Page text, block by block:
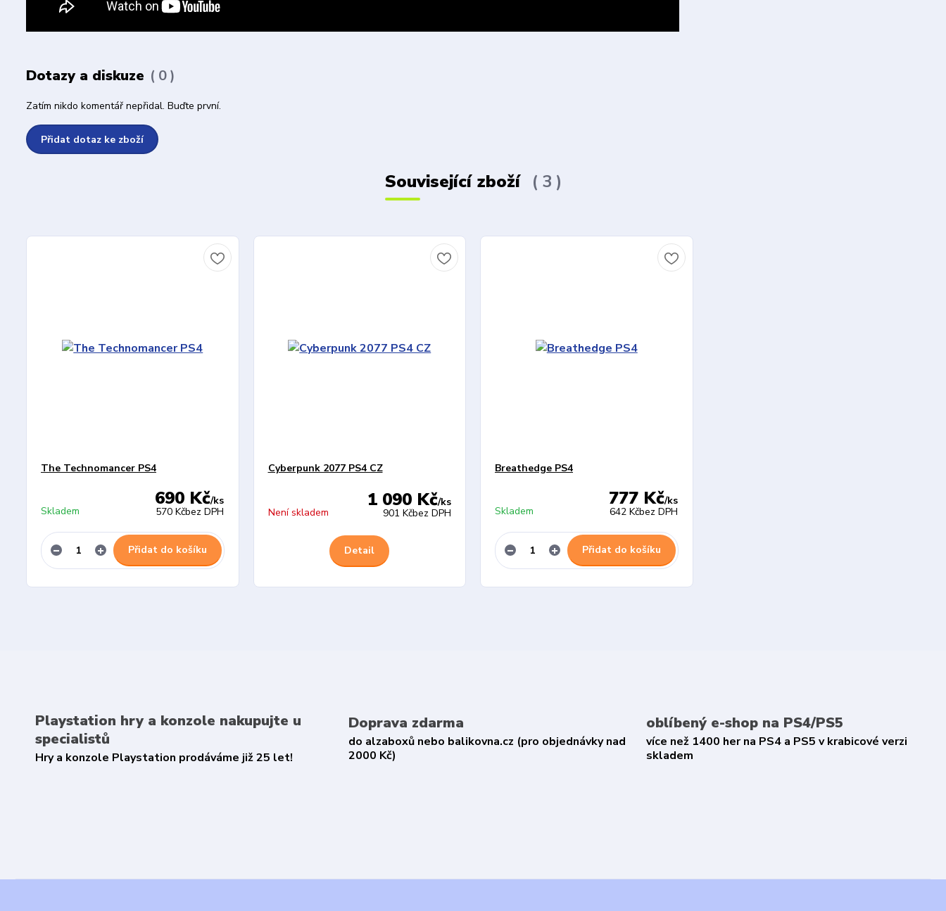
Dotazy a diskuze 0
Zatím nikdo komentář nepřidal. Buďte první.
Přidat dotaz ke zboží
Související zboží 3
The Technomancer PS4
690 Kč/ks
570 Kčbez DPH
Skladem
Přidat do košíku
Cyberpunk 2077 PS4 CZ
1 090 Kč/ks
901 Kčbez DPH
Není skladem
Detail
Breathedge PS4
777 Kč/ks
642 Kčbez DPH
Skladem
Přidat do košíku
Playstation hry a konzole nakupujte u
specialistů
Hry a konzole Playstation prodáváme již 25 let!
Doprava zdarma
do alzaboxů nebo balikovna.cz (pro objednávky nad
2000 Kč)
oblíbený e-shop na PS4/PS5
více než 1400 her na PS4 a PS5 v krabicové verzi
skladem